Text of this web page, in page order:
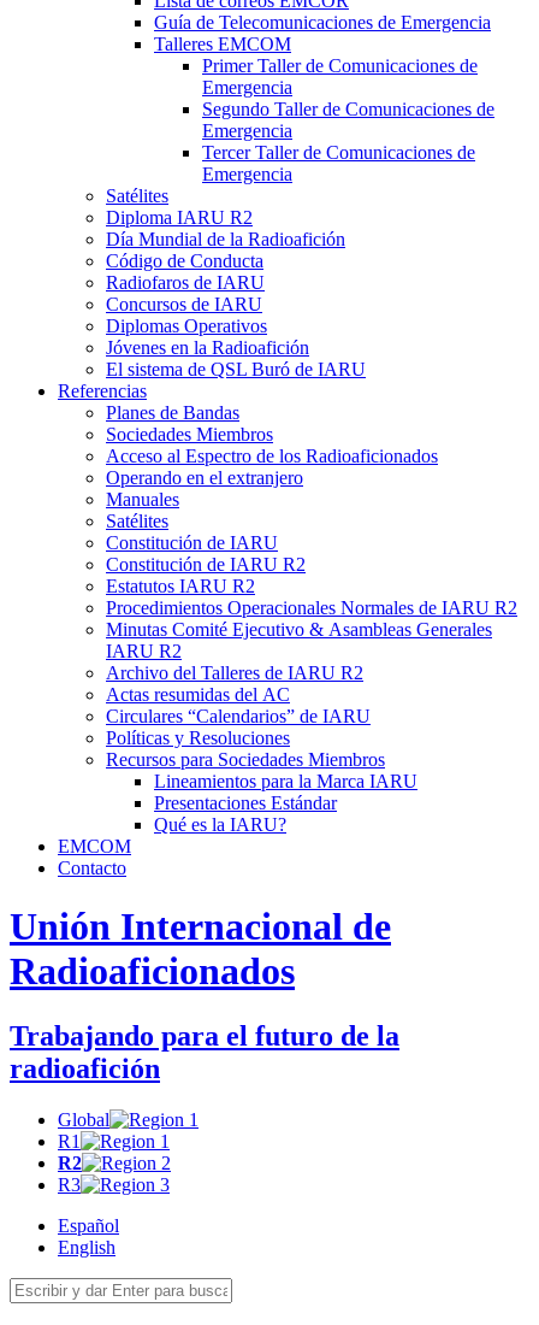
Guía de Telecomunicaciones de Emergencia
Talleres EMCOM
Primer Taller de Comunicaciones de
Emergencia
Segundo Taller de Comunicaciones de
Emergencia
Tercer Taller de Comunicaciones de
Emergencia
Satélites
Diploma IARU R2
Día Mundial de la Radioafición
Código de Conducta
Radiofaros de IARU
Concursos de IARU
Diplomas Operativos
Jóvenes en la Radioafición
El sistema de QSL Buró de IARU
Referencias
Planes de Bandas
Sociedades Miembros
Acceso al Espectro de los Radioaficionados
Operando en el extranjero
Manuales
Satélites
Constitución de IARU
Constitución de IARU R2
Estatutos IARU R2
Procedimientos Operacionales Normales de IARU R2
Minutas Comité Ejecutivo & Asambleas Generales
IARU R2
Archivo del Talleres de IARU R2
Actas resumidas del AC
Circulares “Calendarios” de IARU
Políticas y Resoluciones
Recursos para Sociedades Miembros
Lineamientos para la Marca IARU
Presentaciones Estándar
Qué es la IARU?
EMCOM
Contacto
Unión Internacional de
Radioaficionados
Trabajando para el futuro de la
radioafición
Global
R1
R2
R3
Español
English